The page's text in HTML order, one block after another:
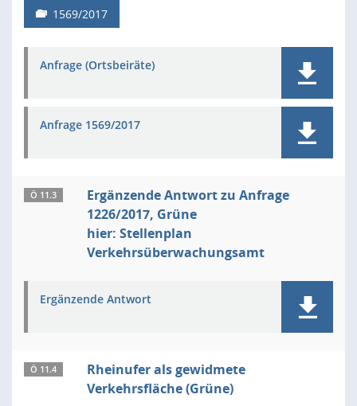
1569/2017
Anfrage (Ortsbeiräte)
Anfrage 1569/2017
Ö 11.3
Ergänzende Antwort zu Anfrage
1226/2017, Grüne
hier: Stellenplan
Verkehrsüberwachungsamt
Ergänzende Antwort
Ö 11.4
Rheinufer als gewidmete
Verkehrsfläche (Grüne)